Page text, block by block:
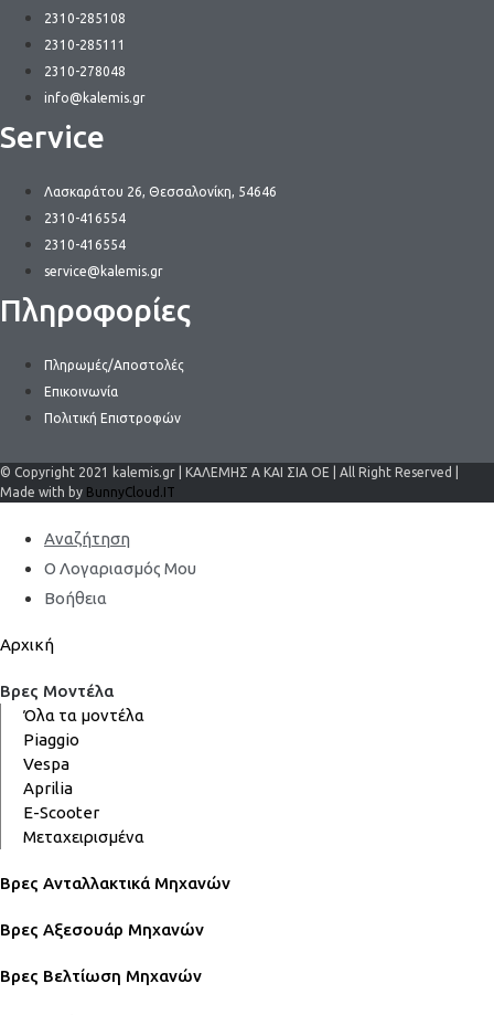
2310-285108
2310-285111
2310-278048
info@kalemis.gr
Service
Λασκαράτου 26, Θεσσαλονίκη, 54646
2310-416554
2310-416554
service@kalemis.gr
Πληροφορίες
Πληρωμές/Αποστολές
Επικοινωνία
Πολιτική Επιστροφών
© Copyright 2021 kalemis.gr | ΚΑΛΕΜΗΣ Α ΚΑΙ ΣΙΑ ΟΕ | All Right Reserved |
Made with by BunnyCloud.IT
Αναζήτηση
Ο Λογαριασμός Μου
Βοήθεια
Αρχική
Βρες Μοντέλα
Όλα τα μοντέλα
Piaggio
Vespa
Aprilia
E-Scooter
Μεταχειρισμένα
Βρες Ανταλλακτικά Μηχανών
Βρες Αξεσουάρ Μηχανών
Βρες Βελτίωση Μηχανών